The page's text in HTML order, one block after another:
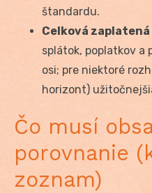
štandardu.
Celková zaplatená
splátok, poplatkov a
osi; pre niektoré
horizont)
Čo musí
porovnanie
zoznam)